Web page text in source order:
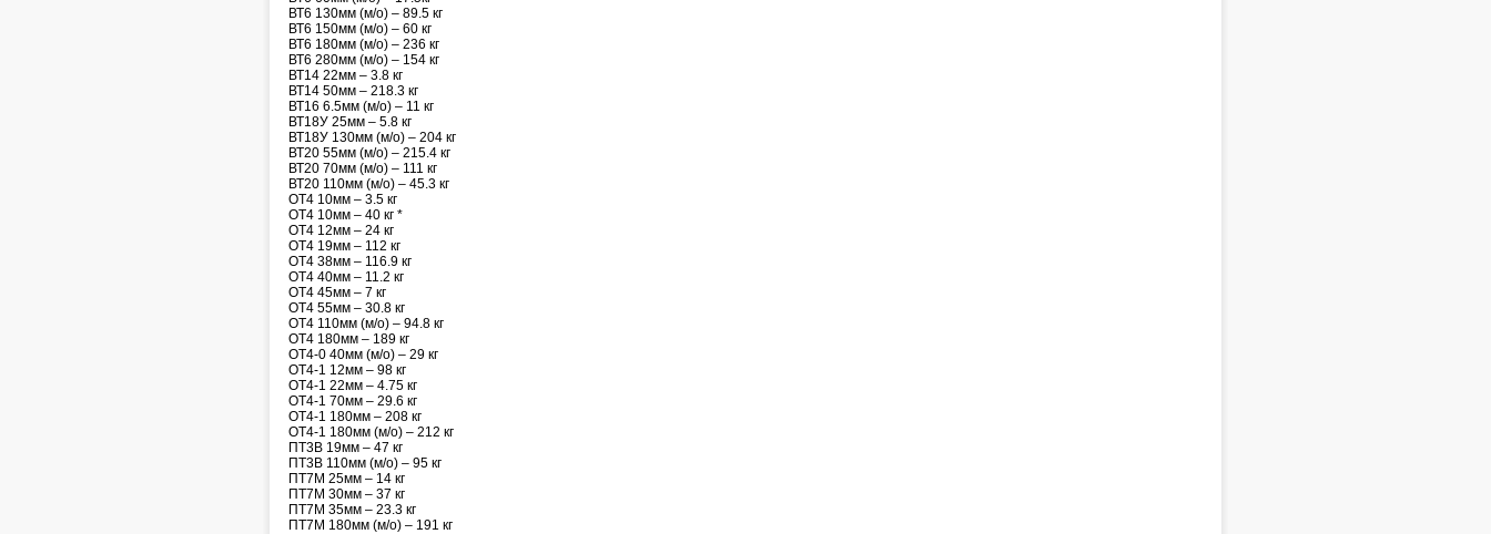
ВТ6 130мм (м/о) – 89.5 кг
ВТ6 150мм (м/о) – 60 кг
ВТ6 180мм (м/о) – 236 кг
ВТ6 280мм (м/о) – 154 кг
ВТ14 22мм – 3.8 кг
ВТ14 50мм – 218.3 кг
ВТ16 6.5мм (м/о) – 11 кг
ВТ18У 25мм – 5.8 кг
ВТ18У 130мм (м/о) – 204 кг
ВТ20 55мм (м/о) – 215.4 кг
ВТ20 70мм (м/о) – 111 кг
ВТ20 110мм (м/о) – 45.3 кг
ОТ4 10мм – 3.5 кг
ОТ4 10мм – 40 кг *
ОТ4 12мм – 24 кг
ОТ4 19мм – 112 кг
ОТ4 38мм – 116.9 кг
ОТ4 40мм – 11.2 кг
ОТ4 45мм – 7 кг
ОТ4 55мм – 30.8 кг
ОТ4 110мм (м/о) – 94.8 кг
ОТ4 180мм – 189 кг
ОТ4-0 40мм (м/о) – 29 кг
ОТ4-1 12мм – 98 кг
ОТ4-1 22мм – 4.75 кг
ОТ4-1 70мм – 29.6 кг
ОТ4-1 180мм – 208 кг
ОТ4-1 180мм (м/о) – 212 кг
ПТ3В 19мм – 47 кг
ПТ3В 110мм (м/о) – 95 кг
ПТ7М 25мм – 14 кг
ПТ7М 30мм – 37 кг
ПТ7М 35мм – 23.3 кг
ПТ7М 180мм (м/о) – 191 кг